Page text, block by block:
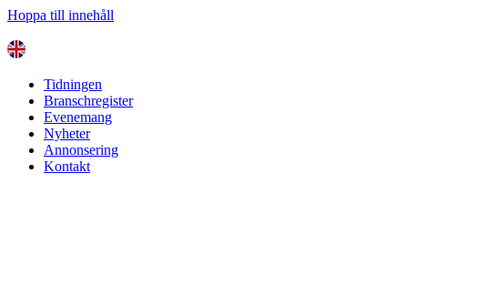
Hoppa till innehåll
Tidningen
Branschregister
Evenemang
Nyheter
Annonsering
Kontakt